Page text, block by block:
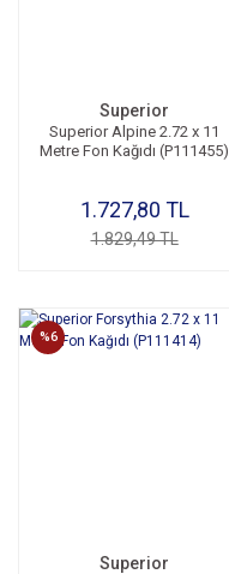
Superior
Superior Alpine 2.72 x 11
Metre Fon Kağıdı (P111455)
1.727,80 TL
1.829,49 TL
%6
Superior